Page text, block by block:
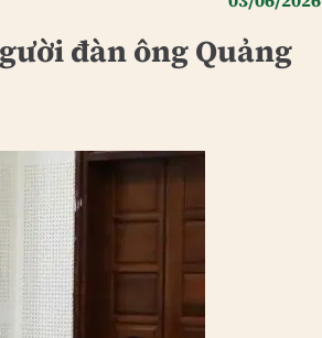
đàn ông Quảng